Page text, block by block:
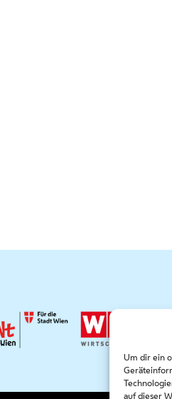
Um dir ein
auf dieser